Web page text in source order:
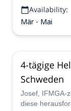
Availability:
Mär - Mai
4-tägige
Schweden
Josef, IFMGA-
diese